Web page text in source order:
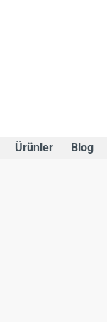
Ürünler Blog